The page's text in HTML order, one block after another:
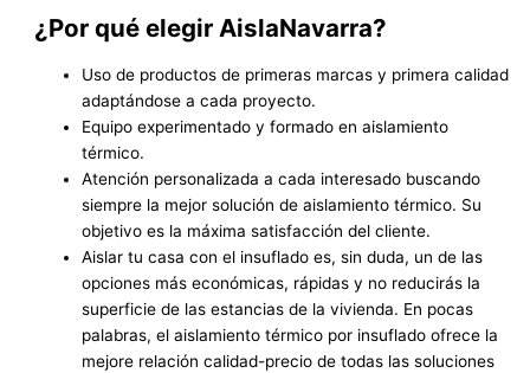
¿Por qué elegir AislaNavarra?
Uso de productos de primeras marcas y primera calidad
adaptándose a cada proyecto.
Equipo experimentado y formado en aislamiento
térmico.
Atención personalizada a cada interesado buscando
siempre la mejor solución de aislamiento térmico. Su
objetivo es la máxima satisfacción del cliente.
Aislar tu casa con el insuflado es, sin duda, un de las
opciones más económicas, rápidas y no reducirás la
superficie de las estancias de la vivienda. En pocas
palabras, el aislamiento térmico por insuflado ofrece la
mejore relación calidad-precio de todas las soluciones